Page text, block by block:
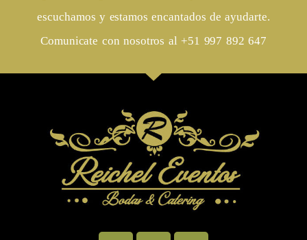
escuchamos y estamos encantados de ayudarte.
Comunicate con nosotros al +51 997 892 647